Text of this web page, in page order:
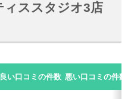
ィススタジオ3店
良い口コミの件数 悪い口コミの件数